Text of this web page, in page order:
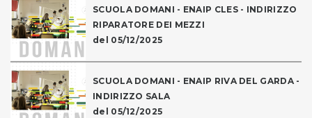
SCUOLA DOMANI - ENAIP CLES - INDIRIZZO
RIPARATORE DEI MEZZI
del 05/12/2025
SCUOLA DOMANI - ENAIP RIVA DEL GARDA -
INDIRIZZO SALA
del 05/12/2025